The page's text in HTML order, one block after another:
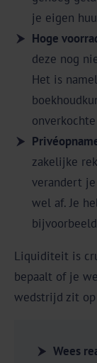
je eigen
Hoge
deze nog
Het is
zakelijke
verandert
wel af. Je
Liquiditeit is
bepaalt of je
wedstrijd zit
Wees